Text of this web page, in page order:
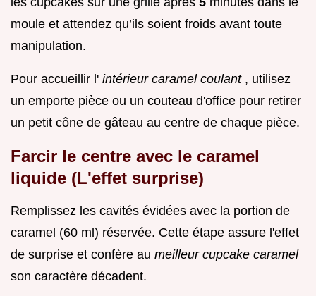
moule et attendez qu’ils soient froids avant toute
manipulation.
Pour accueillir l' intérieur caramel coulant , utilisez
un emporte pièce ou un couteau d'office pour retirer
un petit cône de gâteau au centre de chaque pièce.
Farcir le centre avec le caramel
liquide (L'effet surprise)
Remplissez les cavités évidées avec la portion de
caramel (60 ml) réservée. Cette étape assure l'effet
de surprise et confère au meilleur cupcake caramel
son caractère décadent.